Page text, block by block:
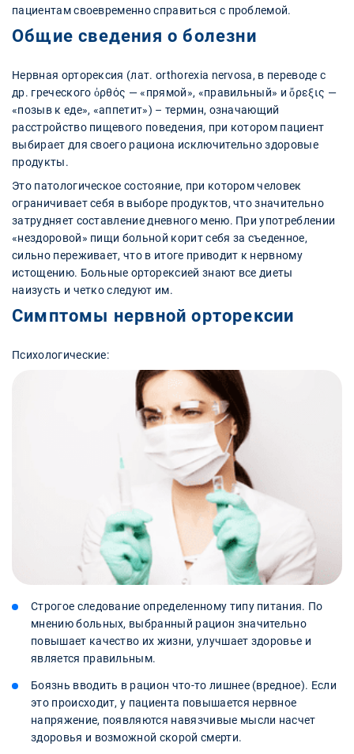
пациентам своевременно справиться с проблемой.
Общие сведения о болезни
Нервная орторексия (лат. orthorexia nervosa, в переводе с
др. греческого ὀρθός — «прямой», «правильный» и ὄρεξις —
«позыв к еде», «аппетит») – термин, означающий
расстройство пищевого поведения, при котором пациент
выбирает для своего рациона исключительно здоровые
продукты.
Это патологическое состояние, при котором человек
ограничивает себя в выборе продуктов, что значительно
затрудняет составление дневного меню. При употреблении
«нездоровой» пищи больной корит себя за съеденное,
сильно переживает, что в итоге приводит к нервному
истощению. Больные орторексией знают все диеты
наизусть и четко следуют им.
Симптомы нервной орторексии
Психологические:
Строгое следование определенному типу питания. По
мнению больных, выбранный рацион значительно
повышает качество их жизни, улучшает здоровье и
является правильным.
Боязнь вводить в рацион что-то лишнее (вредное). Если
это происходит, у пациента повышается нервное
напряжение, появляются навязчивые мысли насчет
здоровья и возможной скорой смерти.